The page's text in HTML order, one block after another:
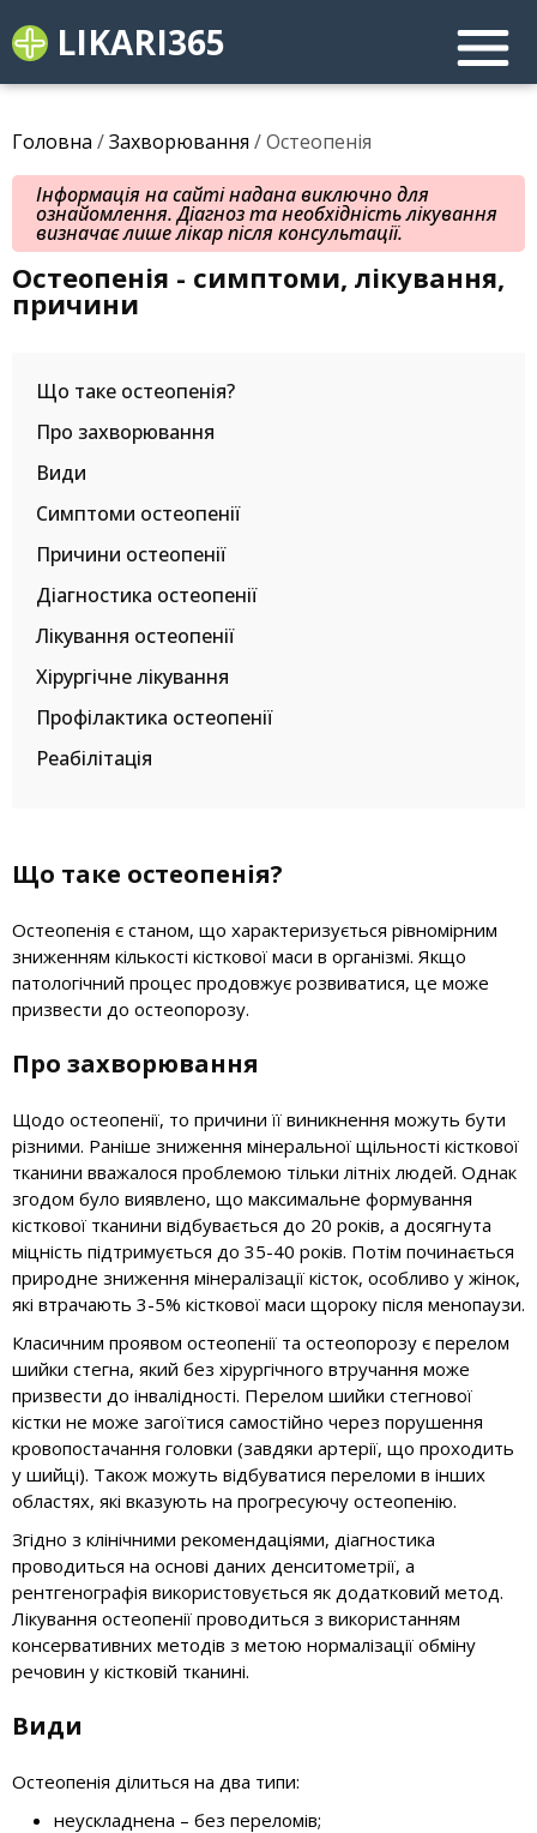
LIKARI365
Головна /Захворювання / Остеопенія
Інформація на сайті надана виключно для
ознайомлення. Діагноз та необхідність лікування
визначає лише лікар після консультації.
Остеопенія - симптоми, лікування,
причини
Що таке остеопенія?
Про захворювання
Види
Симптоми остеопенії
Причини остеопенії
Діагностика остеопенії
Лікування остеопенії
Хірургічне лікування
Профілактика остеопенії
Реабілітація
Що таке остеопенія?
Остеопенія є станом, що характеризується рівномірним
зниженням кількості кісткової маси в організмі. Якщо
патологічний процес продовжує розвиватися, це може
призвести до остеопорозу.
Про захворювання
Щодо остеопенії, то причини її виникнення можуть бути
різними. Раніше зниження мінеральної щільності кісткової
тканини вважалося проблемою тільки літніх людей. Однак
згодом було виявлено, що максимальне формування
кісткової тканини відбувається до 20 років, а досягнута
міцність підтримується до 35-40 років. Потім починається
природне зниження мінералізації кісток, особливо у жінок,
які втрачають 3-5% кісткової маси щороку після менопаузи.
Класичним проявом остеопенії та остеопорозу є перелом
шийки стегна, який без хірургічного втручання може
призвести до інвалідності. Перелом шийки стегнової
кістки не може загоїтися самостійно через порушення
кровопостачання головки (завдяки артерії, що проходить
у шийці). Також можуть відбуватися переломи в інших
областях, які вказують на прогресуючу остеопенію.
Згідно з клінічними рекомендаціями, діагностика
проводиться на основі даних денситометрії, а
рентгенографія використовується як додатковий метод.
Лікування остеопенії проводиться з використанням
консервативних методів з метою нормалізації обміну
речовин у кістковій тканині.
Види
Остеопенія ділиться на два типи:
неускладнена – без переломів;